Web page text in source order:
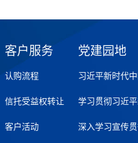
客户服务
认购流程
信托受益权转让
客户活动
党建园地
习近平新时代
学习贯彻习近
深入学习宣传